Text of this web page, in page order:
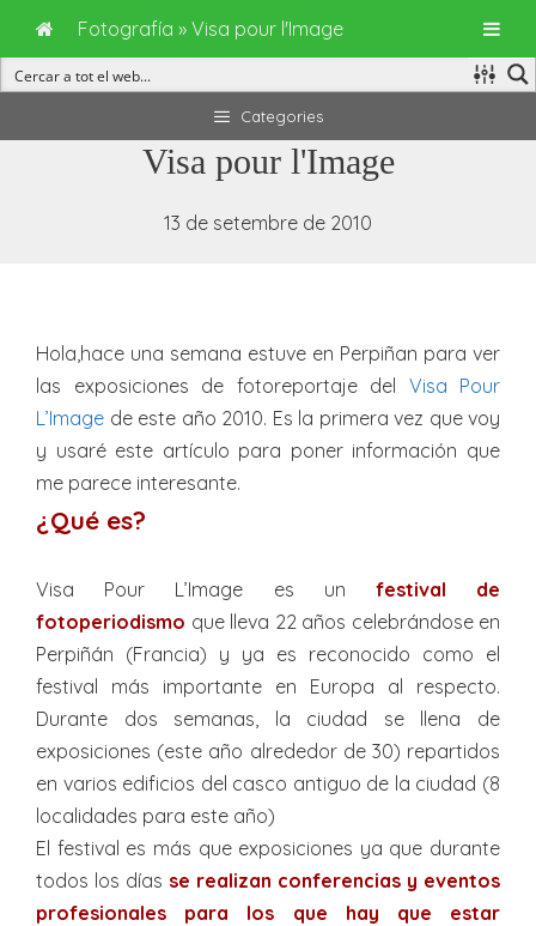
al
Categories
Visa pour l'Image
13 de setembre de 2010
Hola,hace una semana estuve en Perpiñan para ver
las exposiciones de fotoreportaje del Visa Pour
L’Image de este año 2010. Es la primera vez que voy
y usaré este artículo para poner información que
me parece interesante.
¿Qué es?
Visa Pour L’Image es un festival de
fotoperiodismo que lleva 22 años celebrándose en
Perpiñán (Francia) y ya es reconocido como el
festival más importante en Europa al respecto.
Durante dos semanas, la ciudad se llena de
exposiciones (este año alrededor de 30) repartidos
en varios edificios del casco antiguo de la ciudad (8
localidades para este año)
El festival es más que exposiciones ya que durante
todos los días se realizan conferencias y eventos
profesionales para los que hay que estar
Fotografía » Visa pour l'Image